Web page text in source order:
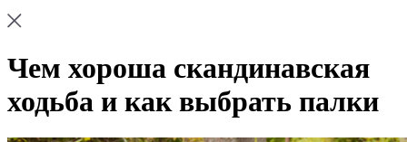
Чем хороша скандинавская
ходьба и как выбрать палки